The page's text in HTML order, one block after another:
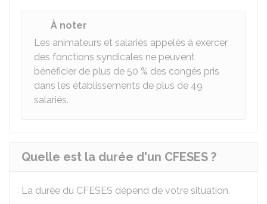
À noter
Les animateurs et salariés appelés à exercer
des fonctions syndicales ne peuvent
bénéficier de plus de 50 % des congés pris
dans les établissements de plus de 49
salariés.
Quelle est la durée d'un CFESES ?
La durée du CFESES dépend de votre situation.